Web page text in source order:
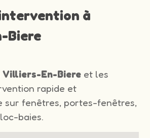
à
Biere
Villiers-En-Biere et les
rapide et
sur fenêtres, portes-fenêtres,
baies.